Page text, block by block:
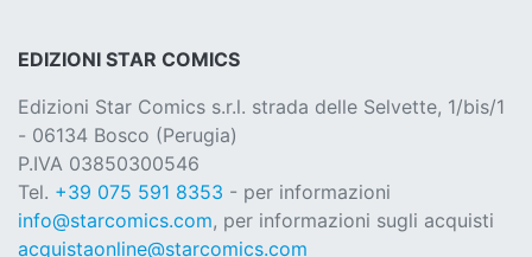
EDIZIONI STAR COMICS
Edizioni Star Comics s.r.l. strada delle Selvette, 1/bis/1
- 06134 Bosco (Perugia)
P.IVA 03850300546
Tel. +39 075 591 8353 - per informazioni
info@starcomics.com, per informazioni sugli acquisti
acquistaonline@starcomics.com